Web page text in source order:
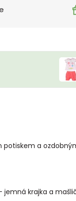
potiskem a
jemná krajka a